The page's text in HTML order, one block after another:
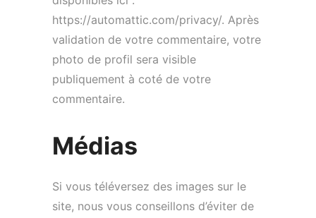
https://automattic.com/privacy/. Après
validation de votre commentaire, votre
photo de profil sera visible
publiquement à coté de votre
commentaire.
Médias
Si vous téléversez des images sur le
site, nous vous conseillons d’éviter de